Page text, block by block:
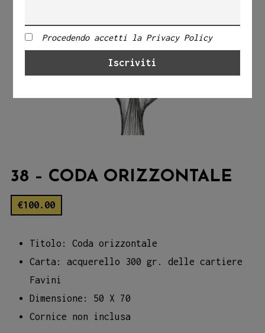
38 – CODA ORIZZONTALE
€100.00
Titolo: Coda orizzontale
Carta: acquerello 300 gr. delle cartiere
Favini
Dimensione: 50 X 70
Cornice non inclusa
Procedendo accetti la Privacy Policy